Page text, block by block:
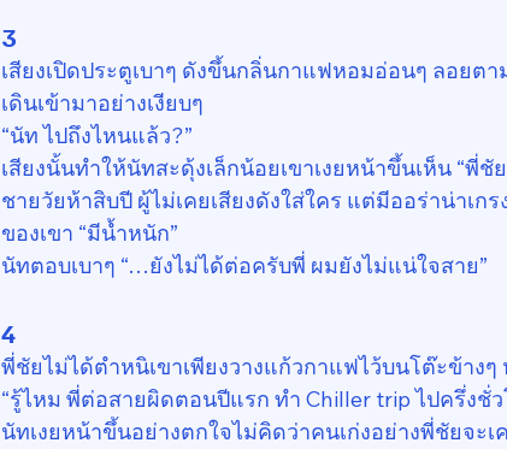
3
เสียงเปิดประตูเบาๆ ดังขึ้นกลิ่นกาแฟหอมอ่อนๆ ลอยต
เดินเข้ามาอย่างเงียบๆ
“นัท ไปถึงไหนแล้ว?”
เสียงนั้นทำให้นัทสะดุ้งเล็กน้อยเขาเงยหน้าขึ้นเห็น “พี่
ชายวัยห้าสิบปี ผู้ไม่เคยเสียงดังใส่ใคร แต่มีออร่าน่าเ
ของเขา “มีน้ำหนัก”
นัทตอบเบาๆ “…ยังไม่ได้ต่อครับพี่ ผมยังไม่แน่ใจสาย”
4
พี่ชัยไม่ได้ตำหนิเขาเพียงวางแก้วกาแฟไว้บนโต๊ะข้าง
“รู้ไหม พี่ต่อสายผิดตอนปีแรก ทำ Chiller trip ไปครึ่งชั่
นัทเงยหน้าขึ้นอย่างตกใจไม่คิดว่าคนเก่งอย่างพี่ชัยจะ